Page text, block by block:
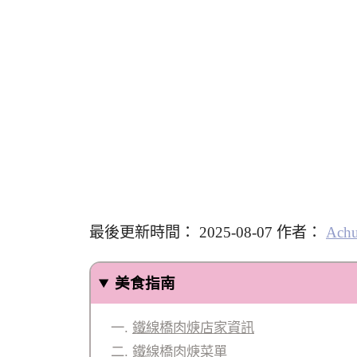
最後更新時間： 2025-08-07 作者：
美食指南
鐵線橋肉焿店家資訊
鐵線橋肉焿菜單